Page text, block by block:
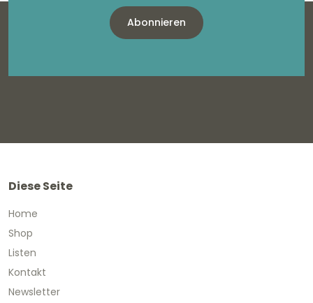
Abonnieren
Diese Seite
Home
Shop
Listen
Kontakt
Newsletter